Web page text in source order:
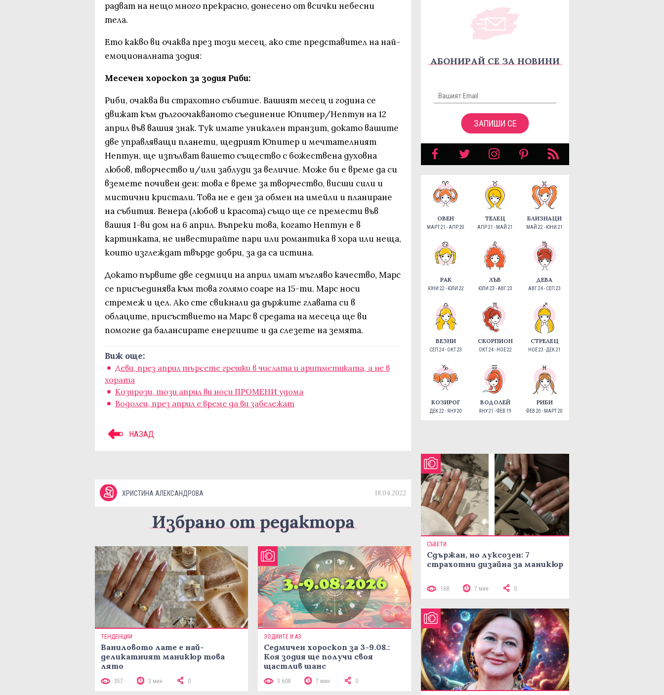
радват на нещо много прекрасно, донесено от всички небесни
тела.
Ето какво ви очаква през този месец, ако сте представител на най-
емоционалната зодия:
Месечен хороскоп за зодия Риби:
Риби, очаква ви страхотно събитие. Вашият месец и година се
движат към дългоочакваното съединение Юпитер/Нептун на 12
април във вашия знак. Тук имате уникален транзит, докато вашите
две управляващи планети, щедрият Юпитер и мечтателният
Нептун, ще изпълват вашето същество с божествена духовна
любов, творчество и/или заблуди за величие. Може би е време да си
вземете почивен ден: това е време за творчество, висши сили и
мистични кристали. Това не е ден за обмен на имейли и планиране
на събития. Венера (любов и красота) също ще се премести във
вашия 1-ви дом на 6 април. Въпреки това, когато Нептун е в
картинката, не инвестирайте пари или романтика в хора или неща,
които изглеждат твърде добри, за да са истина.
Докато първите две седмици на април имат мъгляво качество, Марс
се присъединява към това голямо соаре на 15-ти. Марс носи
стремеж и цел. Ако сте свикнали да държите главата си в
облаците, присъствието на Марс в средата на месеца ще ви
помогне да балансирате енергиите и да слезете на земята.
Виж още:
Деви, през април търсете грешки в числата и аритметиката, а не в
хората
Козирози, този април ви носи ПРОМЕНИ удома
Водолеи, през април е време да ви забележат
НАЗАД
ХРИСТИНА АЛЕКСАНДРОВА 18.04.2022
Избрано от редактора
ТЕНДЕНЦИИ
Ваниловото лате е най-
деликатният маникюр това
лято
357 3 мин 0
ЗОДИИТЕ И АЗ
Седмичен хороскоп за 3-9.08.:
Коя зодия ще получи своя
щастлив шанс
3 608 7 мин 0
АБОНИРАЙ СЕ ЗА НОВИНИ
ЗАПИШИ СЕ
ОВЕН
МАРТ 21 - АПР 20
ТЕЛЕЦ
АПР 21 - МАЙ 21
БЛИЗНАЦИ
МАЙ 22 - ЮНИ 21
РАК
ЮНИ 22 - ЮЛИ 22
ЛЪВ
ЮЛИ 23 - АВГ 23
ДЕВА
АВГ 24 - СЕП 23
ВЕЗНИ
СЕП 24 - ОКТ 23
СКОРПИОН
ОКТ 24 - НОЕ 22
СТРЕЛЕЦ
НОЕ 23 - ДЕК 21
КОЗИРОГ
ДЕК 22 - ЯНУ 20
ВОДОЛЕЙ
ЯНУ 21 - ФЕВ 19
РИБИ
ФЕВ 20 - МАРТ 20
СЪВЕТИ
Сдържан, но луксозен: 7
страхотни дизайна за маникюр
168 7 мин 0